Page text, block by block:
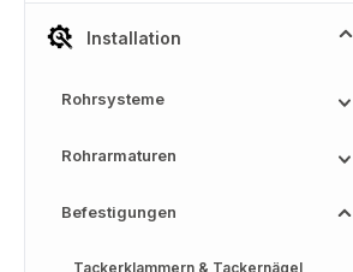
Installation
Rohrsysteme
Rohrarmaturen
Befestigungen
Tackerklammern & Tackernägel